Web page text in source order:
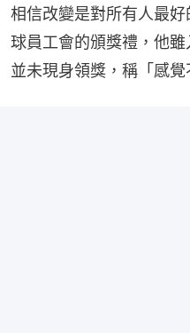
相信改變是對所有人最
球員工會的頒獎禮，他
並未現身領獎，稱「感覺